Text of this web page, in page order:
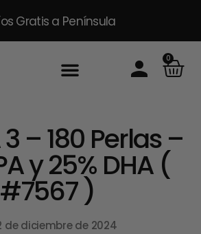
Gratis a Península
0
– 180 Perlas –
y 25% DHA (
#7567 )
de diciembre de 2024